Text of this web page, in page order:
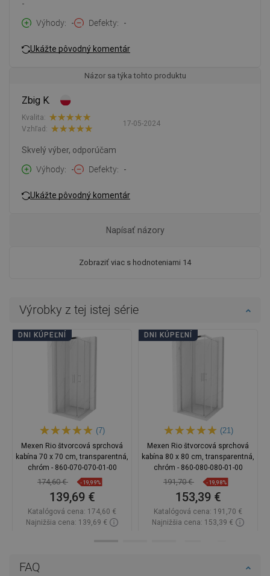
FAQ
-
Výhody
- Defekty -
Ukážte pôvodný komentár
Názor sa týka tohto produktu
Zbig K.
17-05-2024
Kvalita:
Vzhľad:
Skvelý výber, odporúčam
Výhody
- Defekty -
Ukážte pôvodný komentár
Zobraziť viac s hodnoteniami 14
Napísať názory
Výrobky z tej istej série
DNI KÚPEĽNÍ
(7)
Mexen Rio štvorcová sprchová
kabína 70 x 70 cm, transparentná,
chróm - 860-070-070-01-00
174,60 € -19,99%
139,69 €
Katalógová cena: 174,60 €
Najnižšia cena: 139,69 €
DNI KÚPEĽNÍ
(21)
Mexen Rio štvorcová sprchová
kabína 80 x 80 cm, transparentná,
chróm - 860-080-080-01-00
191,70 € -19,98%
153,39 €
Katalógová cena: 191,70 €
Najnižšia cena: 153,39 €